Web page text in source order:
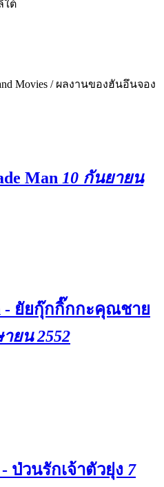
ใต้
and Movies / ผลงานของฮันอึนจอง
Man 10 กันยายน
- ยัยกุ๊กกิ๊กกะคุณชาย
ยน 2552
ป่วนรักเจ้าตัวยุ่ง 7